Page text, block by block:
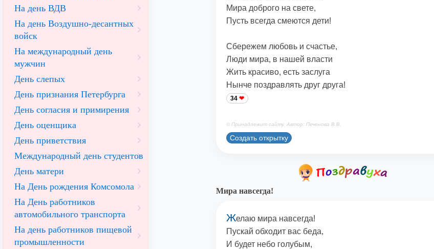
Мира доброго на свете,
Пусть всегда смеются дети!
Сбережем любовь и счастье,
Люди мира, в нашей власти
Жить красиво, есть заслуга
Нынче поздравлять друг друга!
34
© Принадлежит сайту. Автор: Печенова В.В.
Создать открытку
Мира навсегда!
Желаю мира навсегда!
Пускай обходит вас беда,
И будет небо голубым,
На день ВДВ
На день Воздушно-десантных
войск
На международный день
мужчин
День слепых
День признания Петербурга
День согласия и примирения
День оценщика
День приветствия
Международный день студентов
День матери
На День рождения Комсомола
На День работников
автомобильного транспорта
На день работников пищевой
промышленности